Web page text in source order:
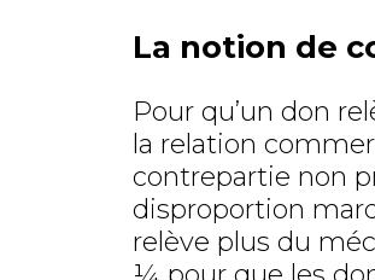
La notion de
Pour qu’un don
la relation
contrepartie non
disproportion
relève plus du